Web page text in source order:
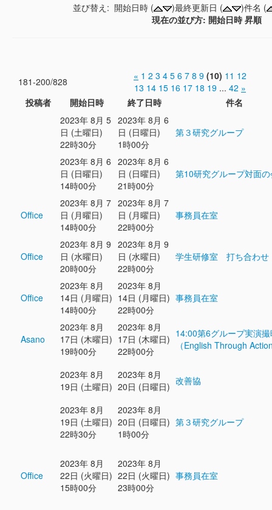
並び替え: 開始日時 ( )最終更新日 (
)件名 (
現在の並び方: 開始日時 昇順
181-200/828 « 1 2 3 4 5 6 7 8 9 (10) 11 12
13 14 15 16 17 18 19 ... 42 »
投稿者
開始日時 終了日時
件名
2023年 8月 5
日 (土曜日)
22時30分
2023年 8月 6
日 (日曜日)
1時00分
第３研究グループ
2023年 8月 6
日 (日曜日)
14時00分
2023年 8月 6
日 (日曜日)
21時00分
第10研究グループ対面
Office
2023年 8月 7
日 (月曜日)
14時00分
2023年 8月 7
日 (月曜日)
22時00分
事務員在室
Office
2023年 8月 9
日 (水曜日)
20時00分
2023年 8月 9
日 (水曜日)
22時00分
学生研修室 打ち合わせ
Office
2023年 8月
14日 (月曜日)
14時00分
2023年 8月
14日 (月曜日)
22時00分
事務員在室
Asano
2023年 8月
17日 (木曜日)
19時00分
2023年 8月
17日 (木曜日)
22時00分
14:00第6グループ実演
（English Through
2023年 8月
19日 (土曜日)
2023年 8月
20日 (日曜日) 改善協
2023年 8月
19日 (土曜日)
22時30分
2023年 8月
20日 (日曜日)
1時00分
第３研究グループ
Office
2023年 8月
22日 (火曜日)
15時00分
2023年 8月
22日 (火曜日)
23時00分
事務員在室